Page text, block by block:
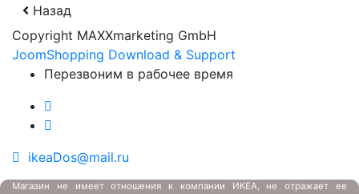
Назад
Copyright MAXXmarketing GmbH
JoomShopping Download & Support
Перезвоним в рабочее время
ikeaDos@mail.ru
Магазин не имеет отношения к компании ИКЕА, не отражает ее